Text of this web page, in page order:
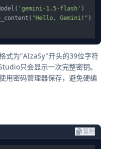
'gemini-1.5-flash' )
"Hello, Gemini!"
式为"AIzaSy"开头的39位字符
只会显示一次完整密钥。
用密码管理器保存，避免硬编
复制